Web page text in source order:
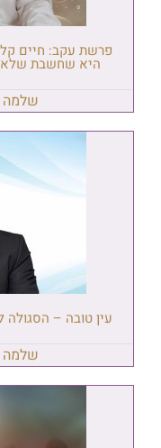
פרשת עקב: חיים
היא שחשבת שלא
שלמה
עין טובה –
שלמה